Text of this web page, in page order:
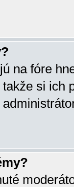
na fóre
si ich